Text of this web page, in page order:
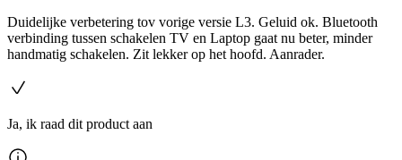
Duidelijke verbetering tov vorige versie L3. Geluid ok. Bluetooth
verbinding tussen schakelen TV en Laptop gaat nu beter, minder
handmatig schakelen. Zit lekker op het hoofd. Aanrader.
Ja, ik raad dit product aan